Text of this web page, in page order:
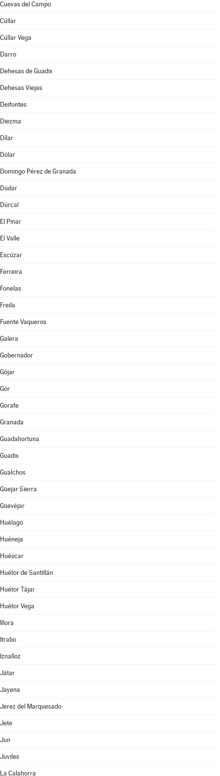
Cuevas del Campo
Cúllar
Cúllar Vega
Darro
Dehesas de Guadix
Dehesas Viejas
Deifontes
Diezma
Dílar
Dólar
Domingo Pérez de Granada
Dúdar
Dúrcal
El Pinar
El Valle
Escúzar
Ferreira
Fonelas
Freila
Fuente Vaqueros
Galera
Gobernador
Gójar
Gor
Gorafe
Granada
Guadahortuna
Guadix
Gualchos
Güejar Sierra
Güevéjar
Huélago
Huéneja
Huéscar
Huétor de Santillán
Huétor Tájar
Huétor Vega
Illora
Itrabo
Iznalloz
Játar
Jayena
Jerez del Marquesado
Jete
Jun
Juviles
La Calahorra